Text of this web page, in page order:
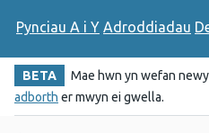
Pynciau A i Y Adroddiadau
BETA
Mae hwn yn wefan
adborth er mwyn ei gwella.